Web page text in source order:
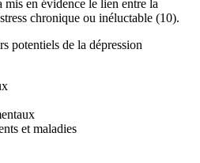
en évidence le lien entre la
chronique ou inéluctable (10).
potentiels de la dépression
et maladies